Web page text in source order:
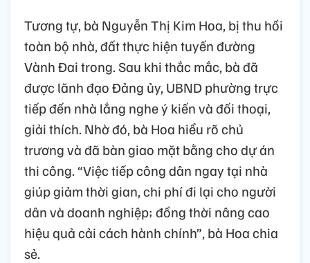
Tương tự, bà Nguyễn Thị Kim Hoa, bị thu hồi
toàn bộ nhà, đất thực hiện tuyến đường
Vành Đai trong. Sau khi thắc mắc, bà đã
được lãnh đạo Đảng ủy, UBND phường trực
tiếp đến nhà lắng nghe ý kiến và đối thoại,
giải thích. Nhờ đó, bà Hoa hiểu rõ chủ
trương và đã bàn giao mặt bằng cho dự án
thi công. “Việc tiếp công dân ngay tại nhà
giúp giảm thời gian, chi phí đi lại cho người
dân và doanh nghiệp; đồng thời nâng cao
hiệu quả cải cách hành chính”, bà Hoa chia
sẻ.